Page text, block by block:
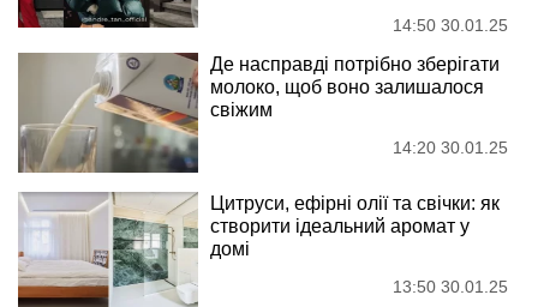
14:50 30.01.25
Де насправді потрібно зберігати
молоко, щоб воно залишалося
свіжим
14:20 30.01.25
Цитруси, ефірні олії та свічки: як
створити ідеальний аромат у
домі
13:50 30.01.25